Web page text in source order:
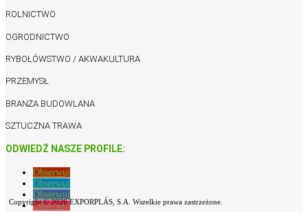
ROLNICTWO
OGRODNICTWO
RYBOŁÓWSTWO / AKWAKULTURA
PRZEMYSŁ
BRANŻA BUDOWLANA
SZTUCZNA TRAWA
ODWIEDŹ NASZE PROFILE:
Obserwuj
Obserwuj
Obserwuj
Obserwuj
Copyright © 2026 EXPORPLÁS, S.A. Wszelkie prawa zastrzeżone.